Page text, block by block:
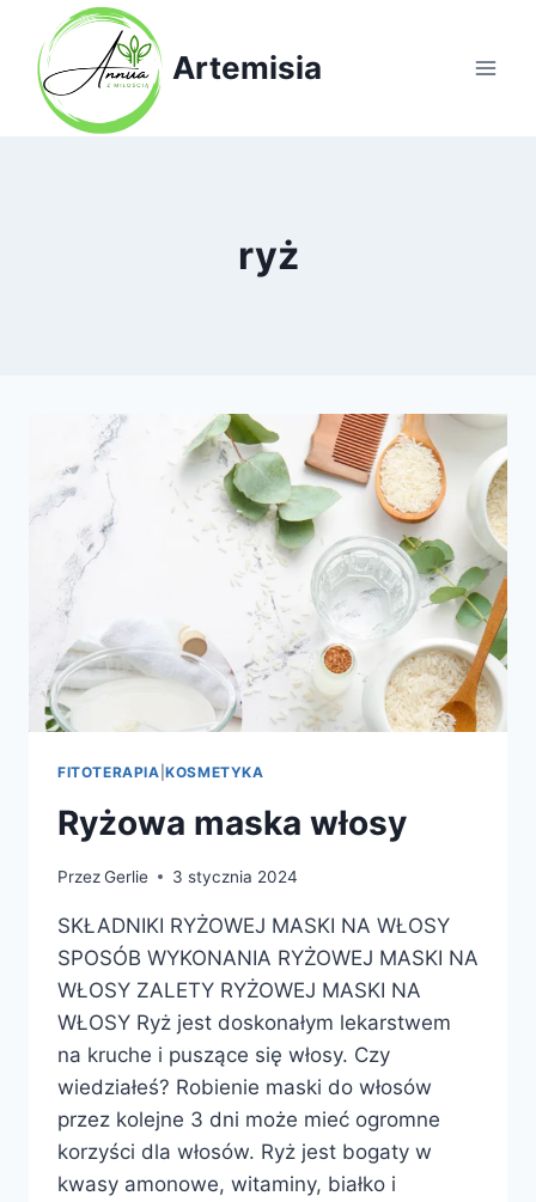
Przejdź
treści
Artemisia
ryż
FITOTERAPIA |KOSMETYKA
Ryżowa maska włosy
PrzezGerlie 3 stycznia 2024
SKŁADNIKI RYŻOWEJ MASKI NA WŁOSY
SPOSÓB WYKONANIA RYŻOWEJ MASKI NA
WŁOSY ZALETY RYŻOWEJ MASKI NA
WŁOSY Ryż jest doskonałym lekarstwem
na kruche i puszące się włosy. Czy
wiedziałeś? Robienie maski do włosów
przez kolejne 3 dni może mieć ogromne
korzyści dla włosów. Ryż jest bogaty w
kwasy amonowe, witaminy, białko i